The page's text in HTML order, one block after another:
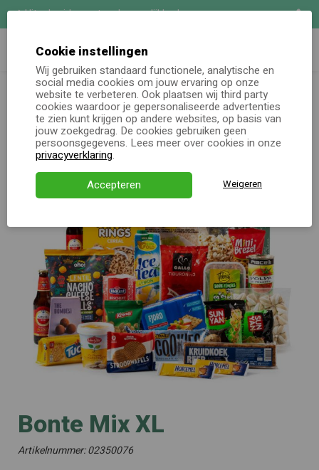
Uitgebreide maatwerk mogelijkheden
Online keuzecadeau
Kerstpakketten
Alle momenten
Verjaardagsservice
Direct bestellen
Zoeken
Kerstpakketten totaal Kerstpakket Bonte Mix XL
Bonte Mix XL
Artikelnummer: 02350076
Cookie instellingen
Wij gebruiken standaard functionele, analytische en
social media cookies om jouw ervaring op onze
website te verbeteren. Ook plaatsen wij third party
cookies waardoor je gepersonaliseerde advertenties
te zien kunt krijgen op andere websites, op basis van
jouw zoekgedrag. De cookies gebruiken geen
persoonsgegevens. Lees meer over cookies in onze
privacyverklaring.
Accepteren
Weigeren